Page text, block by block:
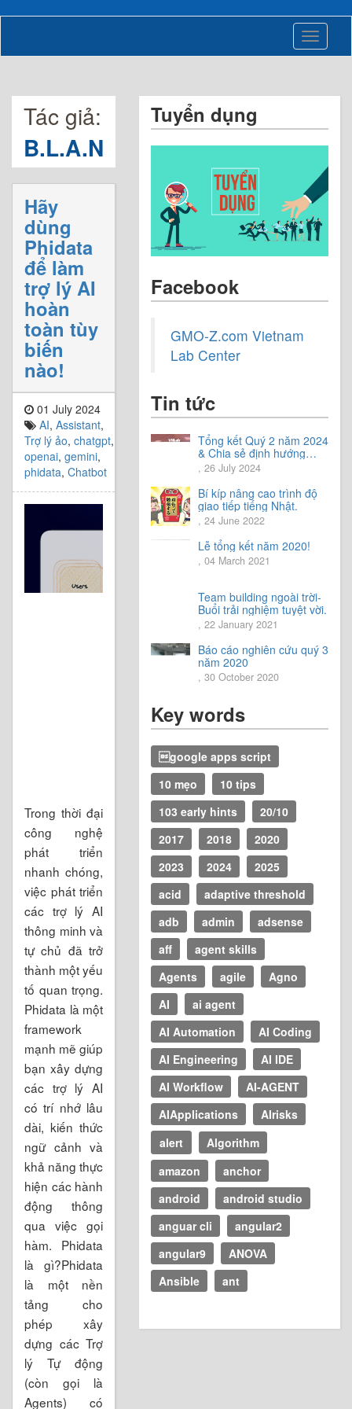
Toggle
Tác giả:
B.L.A.N
Hãy
dùng
Phidata
để làm
trợ lý AI
hoàn
toàn tùy
biến
nào!
01 July 2024
AI, Assistant,
Trợ lý ảo, chatgpt,
openai, gemini,
phidata, Chatbot
Trong thời đại
công nghệ
phát triển
nhanh chóng,
việc phát triển
các trợ lý AI
thông minh và
tự chủ đã trở
thành một yếu
tố quan trọng.
Phidata là một
framework
mạnh mẽ giúp
bạn xây dựng
các trợ lý AI
có trí nhớ lâu
dài, kiến thức
ngữ cảnh và
khả năng thực
hiện các hành
động thông
qua việc gọi
hàm. Phidata
là gì?Phidata
là một nền
tảng cho
phép xây
dựng các Trợ
lý Tự động
(còn gọi là
Agents) có
Tuyển dụng
Facebook
GMO-Z.com Vietnam
Lab Center
Tin tức
Tổng kết Quý 2 năm 2024
& Chia sẻ định hướng
Quý 3 năm 2024
, 26 July 2024
Bí kíp nâng cao trình độ
giao tiếp tiếng Nhật.
, 24 June 2022
Lễ tổng kết năm 2020!
, 04 March 2021
Team building ngoài trời-
Buổi trải nghiệm tuyệt vời.
, 22 January 2021
Báo cáo nghiên cứu quý 3
năm 2020
, 30 October 2020
Key words
google apps script
10 mẹo
10 tips
103 early hints
20/10
2017
2018
2020
2023
2024
2025
acid
adaptive threshold
adb
admin
adsense
aff
agent skills
Agents
agile
Agno
AI
ai agent
AI Automation
AI Coding
AI Engineering
AI IDE
AI Workflow
AI-AGENT
AIApplications
AIrisks
alert
Algorithm
amazon
anchor
android
android studio
anguar cli
angular2
angular9
ANOVA
Ansible
ant